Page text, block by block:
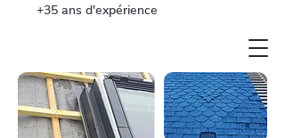
+35 ans d'expérience